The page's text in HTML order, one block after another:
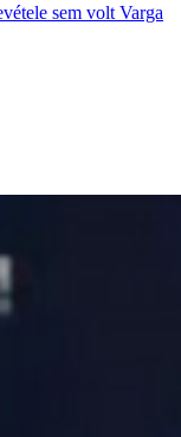
sem volt Varga